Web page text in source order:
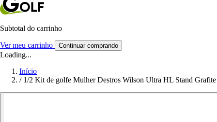
Subtotal do carrinho
Ver meu carrinho Continuar comprando
Loading...
Início
/ 1/2 Kit de golfe Mulher Destros Wilson Ultra HL Stand Grafite